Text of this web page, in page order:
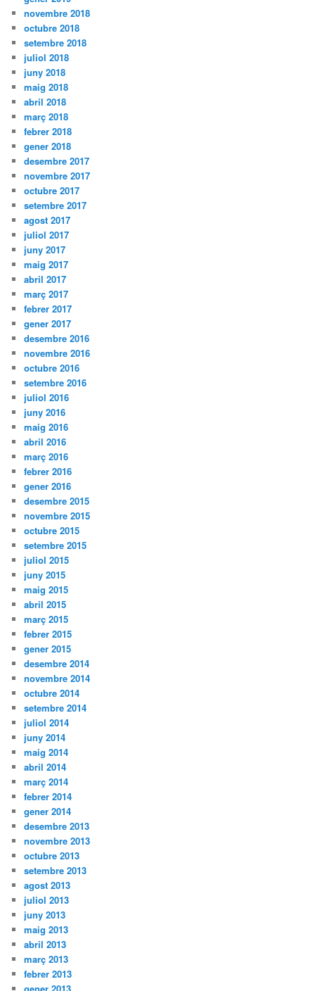
novembre 2018
octubre 2018
setembre 2018
juliol 2018
juny 2018
maig 2018
abril 2018
març 2018
febrer 2018
gener 2018
desembre 2017
novembre 2017
octubre 2017
setembre 2017
agost 2017
juliol 2017
juny 2017
maig 2017
abril 2017
març 2017
febrer 2017
gener 2017
desembre 2016
novembre 2016
octubre 2016
setembre 2016
juliol 2016
juny 2016
maig 2016
abril 2016
març 2016
febrer 2016
gener 2016
desembre 2015
novembre 2015
octubre 2015
setembre 2015
juliol 2015
juny 2015
maig 2015
abril 2015
març 2015
febrer 2015
gener 2015
desembre 2014
novembre 2014
octubre 2014
setembre 2014
juliol 2014
juny 2014
maig 2014
abril 2014
març 2014
febrer 2014
gener 2014
desembre 2013
novembre 2013
octubre 2013
setembre 2013
agost 2013
juliol 2013
juny 2013
maig 2013
abril 2013
març 2013
febrer 2013